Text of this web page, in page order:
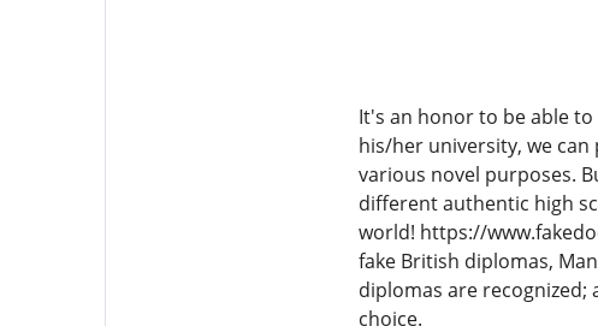
It's an honor to be able
his/her university, we
various novel purposes.
different authentic high
world! https://
fake British diplomas,
diplomas are recognized;
choice.